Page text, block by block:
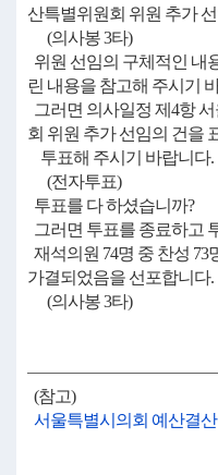
산특별위원회 위원 추가
(의사봉 3타)
위원 선임의 구체적인 내
린 내용을 참고해 주시기
그러면 의사일정 제4항
회 위원 추가 선임의 건을
투표해 주시기 바랍니다.
(전자투표)
투표를 다 하셨습니까?
그러면 투표를 종료하고
재석의원 74명 중 찬성 73
가결되었음을 선포합니다.
(의사봉 3타)
(참고)
서울특별시의회 예산결